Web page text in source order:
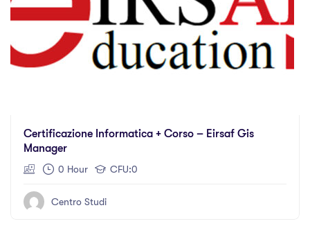
Certificazione Informatica + Corso – Eirsaf Gis
Manager
0 Hour CFU:0
Centro Studi